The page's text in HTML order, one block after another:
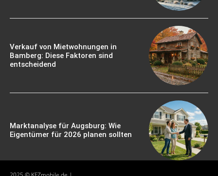
Verkauf von Mietwohnungen in
Bamberg: Diese Faktoren sind
entscheidend
Marktanalyse für Augsburg: Wie
Eigentümer für 2026 planen sollten